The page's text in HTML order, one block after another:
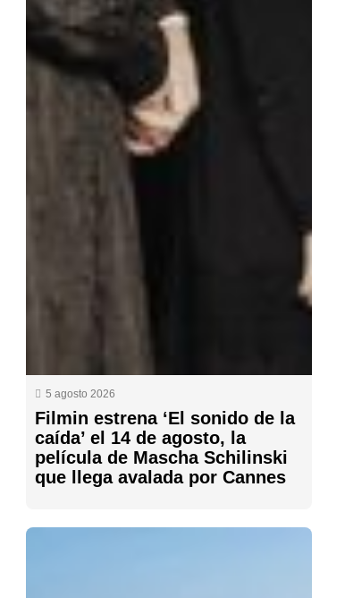
5 agosto 2026
Filmin estrena ‘El sonido de la
caída’ el 14 de agosto, la
película de Mascha Schilinski
que llega avalada por Cannes